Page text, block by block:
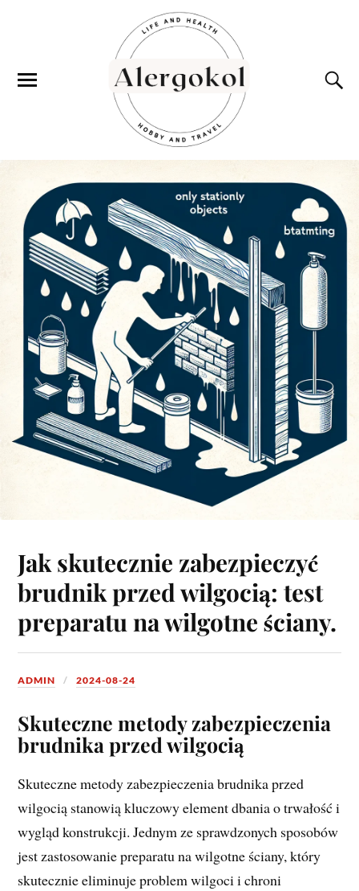
Jak skutecznie zabezpieczyć
brudnik przed wilgocią: test
preparatu na wilgotne ściany.
ADMIN 2024-08-24
Skuteczne metody zabezpieczenia
brudnika przed wilgocią
Skuteczne metody zabezpieczenia brudnika przed
wilgocią stanowią kluczowy element dbania o trwałość i
wygląd konstrukcji. Jednym ze sprawdzonych sposobów
jest zastosowanie preparatu na wilgotne ściany, który
skutecznie eliminuje problem wilgoci i chroni